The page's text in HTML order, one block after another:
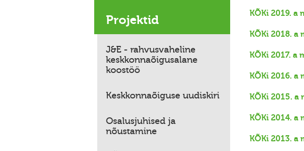
Projektid
J&E - rahvusvaheline
keskkonnaõigusalane
koostöö
Keskkonnaõiguse uudiskiri
Osalusjuhised ja
nõustamine
KÕKi 2019. a
KÕKi 2018. a
KÕKi 2017. a
KÕKi 2016. a
KÕKi 2015. a
KÕKi 2014. a
KÕKi 2013. a